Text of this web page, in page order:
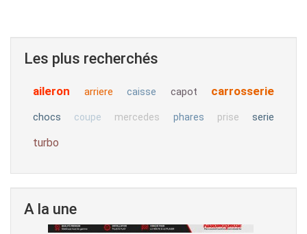
Les plus recherchés
aileron arriere caisse capot carrosserie
chocs coupe mercedes phares prise serie
turbo
A la une